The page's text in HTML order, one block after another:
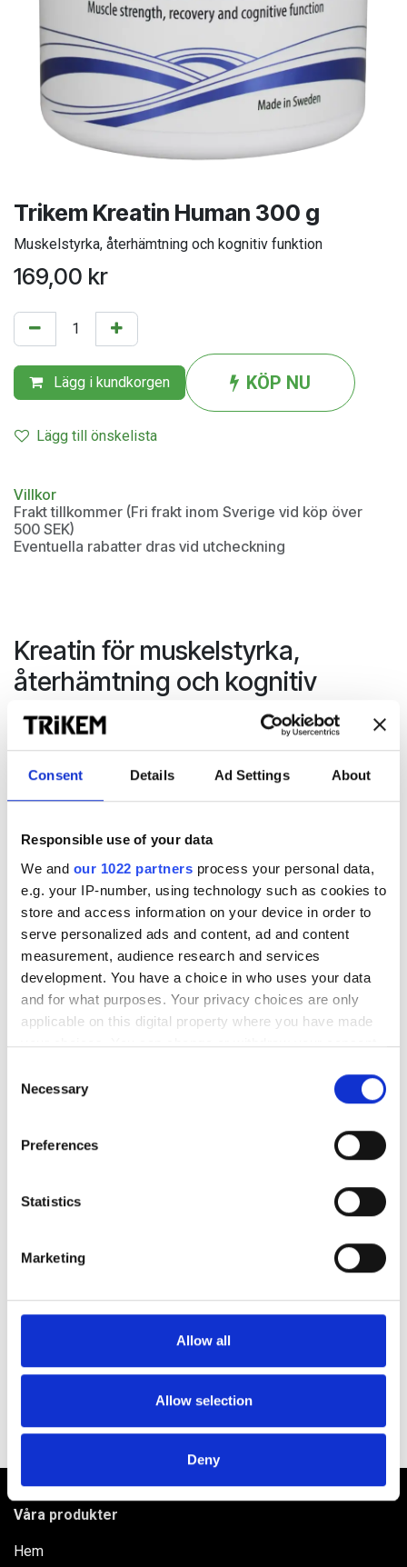
Consent Details Ad Settings About
Responsible use of your data
We and our 1022 partners process your personal data,
e.g. your IP-number, using technology such as cookies to
store and access information on your device in order to
serve personalized ads and content, ad and content
measurement, audience research and services
development. You have a choice in who uses your data
and for what purposes. Your privacy choices are only
applicable on this digital property where you have made
your choices. You can change or withdraw your consent
the Privacy trigger icon.
Collect information about your geographical
meters
Identify your device by actively scanning it for
Find out more about how your personal data is processed
We use cookies to personalise content and ads, to
We also share information about your use of our site with
our social media, advertising and analytics partners who
Selection
Necessary
Preferences
Statistics
Marketing
Allow all
Allow selection
Deny
Trikem Kreatin Human 300 g
Muskelstyrka, återhämtning och kognitiv funktion
169,00 kr
Lägg i kundkorgen KÖP NU
Lägg till önskelista
Villkor
Frakt tillkommer (Fri frakt inom Sverige vid köp över
500 SEK)
Eventuella rabatter dras vid utcheckning
Kreatin för muskelstyrka,
återhämtning och kognitiv
funktion
100% mikroniserat kreatinmonohydrat med hög löslighet,
upptag och biotillgänglighet. Kreatin är ett naturligt ämne
som lagras i muskelvävnaden. Kroppens egenproduktion är
optimala nivåer. Vid regelbunden användning bidrar
träning, stöder muskelstyrka, återhämtning och kognitiv
funktion. Neutralt, osötat och utan syntetiska tillsatser.
Produktinformation
Innehåll
Våra produkter
Hem